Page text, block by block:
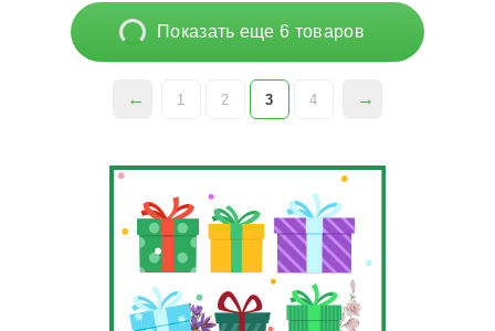
Показать еще 6 товаров
1 2 3 4